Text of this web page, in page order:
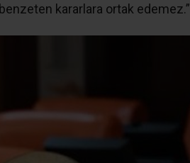
kararlara ortak edemez.”